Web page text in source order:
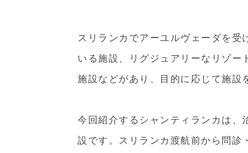
スリランカでアーユルヴェーダを受
いる施設、リグジュアリーなリゾー
施設などがあり、目的に応じて施設
今回紹介するシャンティランカは
設です。スリランカ渡航前から問診